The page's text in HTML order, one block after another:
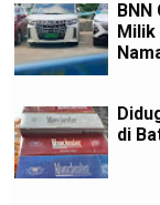
Milik
di